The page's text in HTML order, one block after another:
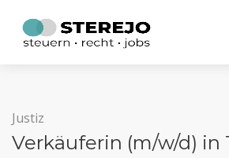
Justiz
Verkäuferin (m/w/d) in